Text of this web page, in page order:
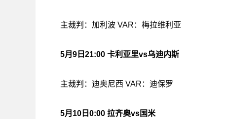
主裁判：加利波 VAR：梅拉维利亚
5月9日21:00 卡利亚里vs乌迪内斯
主裁判：迪奥尼西 VAR：迪保罗
5月10日0:00 拉齐奥vs国米